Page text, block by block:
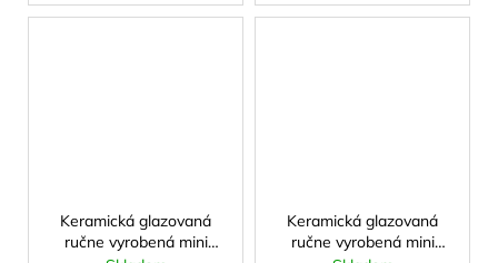
Keramická glazovaná
ručne vyrobená mini
Keramická glazovaná
ručne vyrobená mini